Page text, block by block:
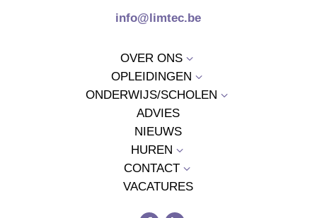
info@limtec.be
OVER ONS 3
OPLEIDINGEN 3
ONDERWIJS/SCHOLEN 3
ADVIES
NIEUWS
HUREN 3
CONTACT3
VACATURES